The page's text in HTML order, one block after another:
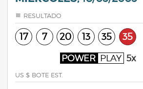
RESULTADO
17 7 20 13 35 35
POWER PLAY 5x
US $ BOTE EST.